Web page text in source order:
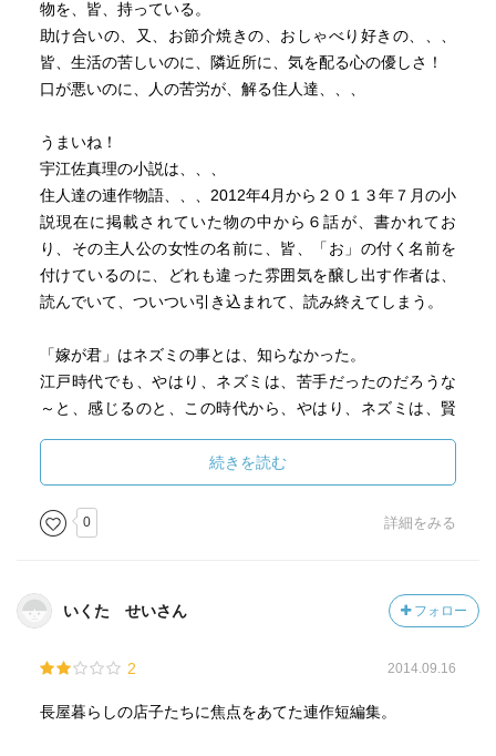
物を、皆、持っている。
助け合いの、又、お節介焼きの、おしゃべり好きの、、、
皆、生活の苦しいのに、隣近所に、気を配る心の優しさ！
口が悪いのに、人の苦労が、解る住人達、、、
うまいね！
宇江佐真理の小説は、、、
住人達の連作物語、、、2012年4月から２０１３年７月の小
説現在に掲載されていた物の中から６話が、書かれてお
り、その主人公の女性の名前に、皆、「お」の付く名前を
付けているのに、どれも違った雰囲気を醸し出す作者は、
読んでいて、ついつい引き込まれて、読み終えてしまう。
「嫁が君」はネズミの事とは、知らなかった。
江戸時代でも、やはり、ネズミは、苦手だったのだろうな
～と、感じるのと、この時代から、やはり、ネズミは、賢
ミのネと言う言葉だけでも、反応するから、と、なるほ
ど、「嫁が君とは、、、考えた言い方なんだと、思った。
続きを読む
0 詳細をみる
いくた せいさん フォロー
2 2014.09.16
長屋暮らしの店子たちに焦点をあてた連作短編集。